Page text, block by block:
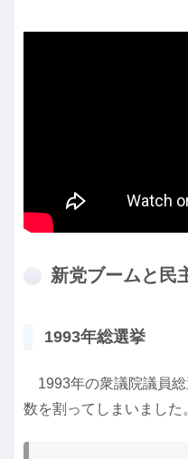
新党ブームと民
1993年総選挙
1993年の衆議院議員
数を割ってしまいました